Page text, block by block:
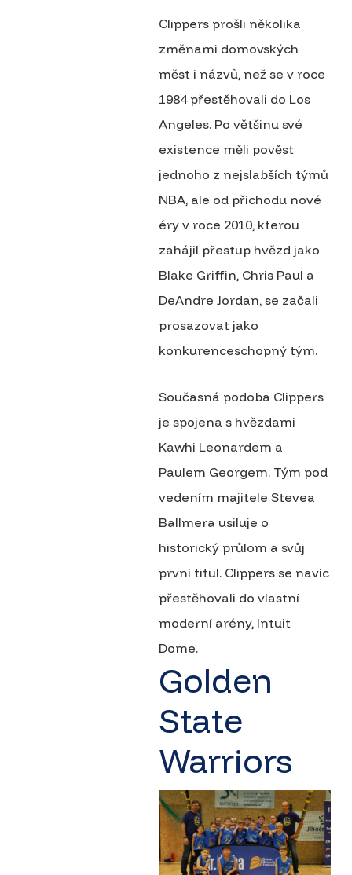
Clippers prošli několika
změnami domovských
měst i názvů, než se v roce
1984 přestěhovali do Los
Angeles. Po většinu své
existence měli pověst
jednoho z nejslabších týmů
NBA, ale od příchodu nové
éry v roce 2010, kterou
zahájil přestup hvězd jako
Blake Griffin, Chris Paul a
DeAndre Jordan, se začali
prosazovat jako
konkurenceschopný tým.
Současná podoba Clippers
je spojena s hvězdami
Kawhi Leonardem a
Paulem Georgem. Tým pod
vedením majitele Stevea
Ballmera usiluje o
historický průlom a svůj
první titul. Clippers se navíc
přestěhovali do vlastní
moderní arény, Intuit
Dome.
Golden
State
Warriors